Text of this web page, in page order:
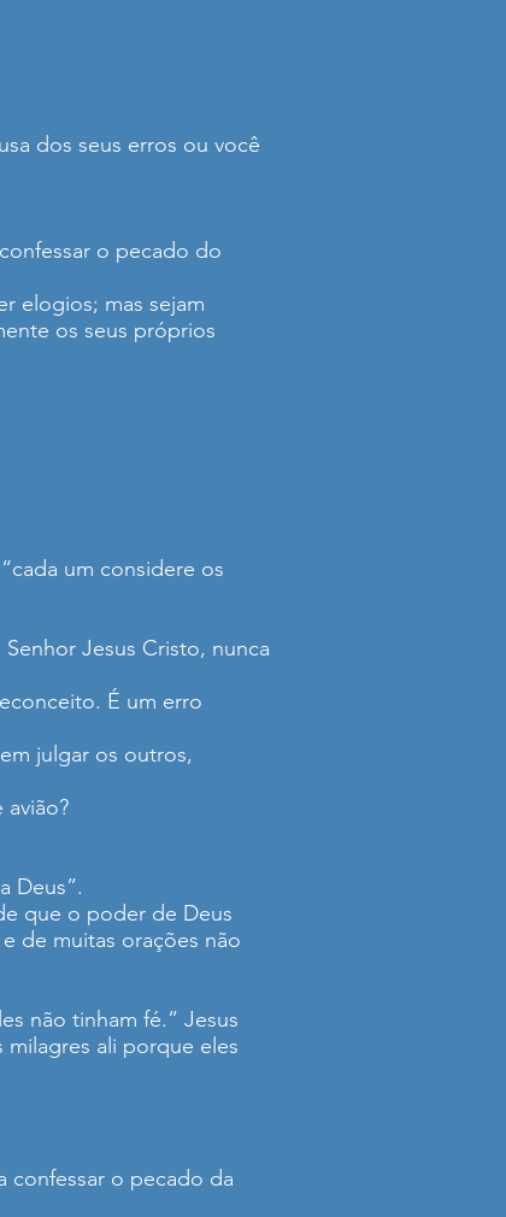
dos seus erros ou você
o pecado do
elogios; mas sejam
os seus próprios
um considere os
Jesus Cristo, nunca
É um erro
julgar os outros,
avião?
Deus”.
que o poder de Deus
de muitas orações não
não tinham fé.” Jesus
ali porque eles
confessar o pecado da